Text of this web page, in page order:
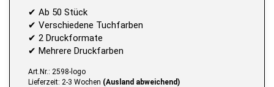
✔ Ab 50 Stück
✔ Verschiedene Tuchfarben
✔ 2 Druckformate
✔ Mehrere Druckfarben
Art.Nr.: 2598-logo
Lieferzeit: 2-3 Wochen (Ausland abweichend)